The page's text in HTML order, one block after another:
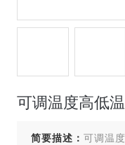
可调温度高低
简要描述：可调温